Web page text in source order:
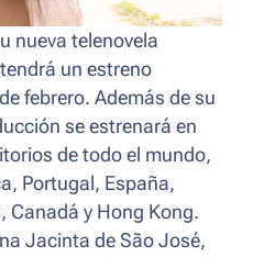
nueva telenovela
tendrá un estreno
febrero. Además de su
se estrenará en
de todo el mundo,
Portugal, España,
Canadá y Hong Kong.
Jacinta de São José,